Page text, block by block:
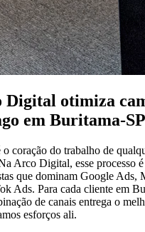
Digital otimiza
em Buritama-SP
coração do trabalho de
Arco Digital, esse processo
que dominam Google Ads,
Ads. Para cada cliente em
de canais entrega o
esforços ali.